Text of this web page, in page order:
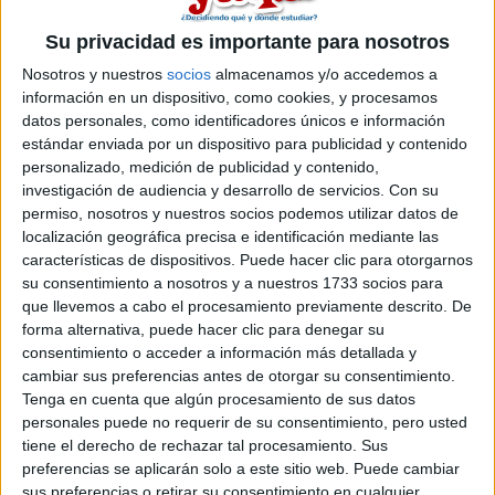
Su privacidad es importante para nosotros
Nosotros y nuestros socios almacenamos y/o accedemos a
información en un dispositivo, como cookies, y procesamos
datos personales, como identificadores únicos e información
estándar enviada por un dispositivo para publicidad y contenido
personalizado, medición de publicidad y contenido,
investigación de audiencia y desarrollo de servicios. Con su
permiso, nosotros y nuestros socios podemos utilizar datos de
localización geográfica precisa e identificación mediante las
características de dispositivos. Puede hacer clic para otorgarnos
su consentimiento a nosotros y a nuestros 1733 socios para
que llevemos a cabo el procesamiento previamente descrito. De
forma alternativa, puede hacer clic para denegar su
consentimiento o acceder a información más detallada y
cambiar sus preferencias antes de otorgar su consentimiento.
Tenga en cuenta que algún procesamiento de sus datos
personales puede no requerir de su consentimiento, pero usted
tiene el derecho de rechazar tal procesamiento. Sus
preferencias se aplicarán solo a este sitio web. Puede cambiar
Etiquetas: La universidad - un mundo